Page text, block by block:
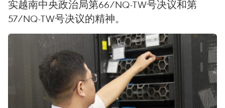
实越南中央政治局第66/NQ-TW号决议和第
57/NQ-TW号决议的精神。